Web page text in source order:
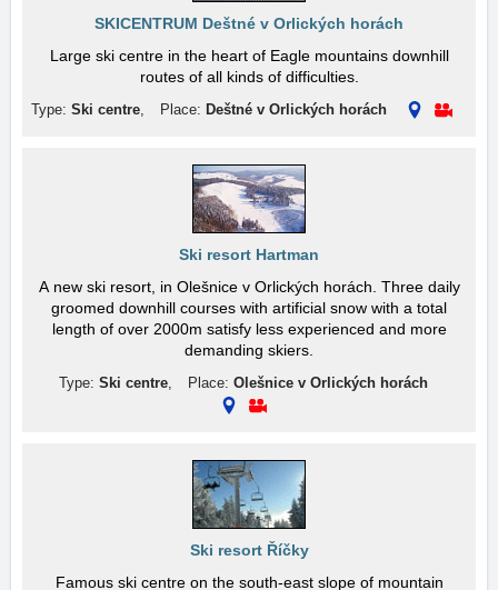
SKICENTRUM Deštné v Orlických horách
Large ski centre in the heart of Eagle mountains downhill
routes of all kinds of difficulties.
Type: Ski centre, Place: Deštné v Orlických horách
Ski resort Hartman
A new ski resort, in Olešnice v Orlických horách. Three daily
groomed downhill courses with artificial snow with a total
length of over 2000m satisfy less experienced and more
demanding skiers.
Type: Ski centre, Place: Olešnice v Orlických horách
Ski resort Říčky
Famous ski centre on the south-east slope of mountain